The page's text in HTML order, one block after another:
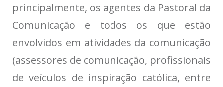
principalmente, os agentes da Pastoral da
Comunicação e todos os que estão
envolvidos em atividades da comunicação
(assessores de comunicação, profissionais
de veículos de inspiração católica, entre